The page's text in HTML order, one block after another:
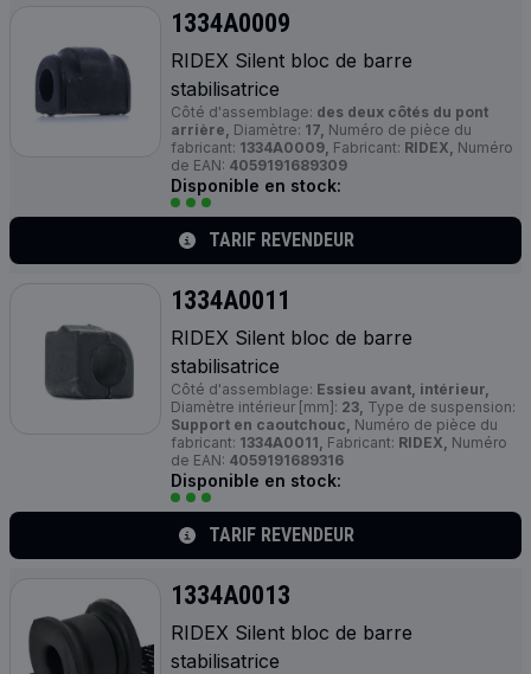
1334A0009
RIDEX Silent bloc de barre
stabilisatrice
Côté d'assemblage: des deux côtés du pont
arrière, Diamètre: 17, Numéro de pièce du
fabricant: 1334A0009, Fabricant: RIDEX, Numéro
de EAN: 4059191689309
Disponible en stock:
TARIF REVENDEUR
1334A0011
RIDEX Silent bloc de barre
stabilisatrice
Côté d'assemblage: Essieu avant, intérieur,
Diamètre intérieur [mm]: 23, Type de suspension:
Support en caoutchouc, Numéro de pièce du
fabricant: 1334A0011, Fabricant: RIDEX, Numéro
de EAN: 4059191689316
Disponible en stock:
TARIF REVENDEUR
1334A0013
RIDEX Silent bloc de barre
stabilisatrice